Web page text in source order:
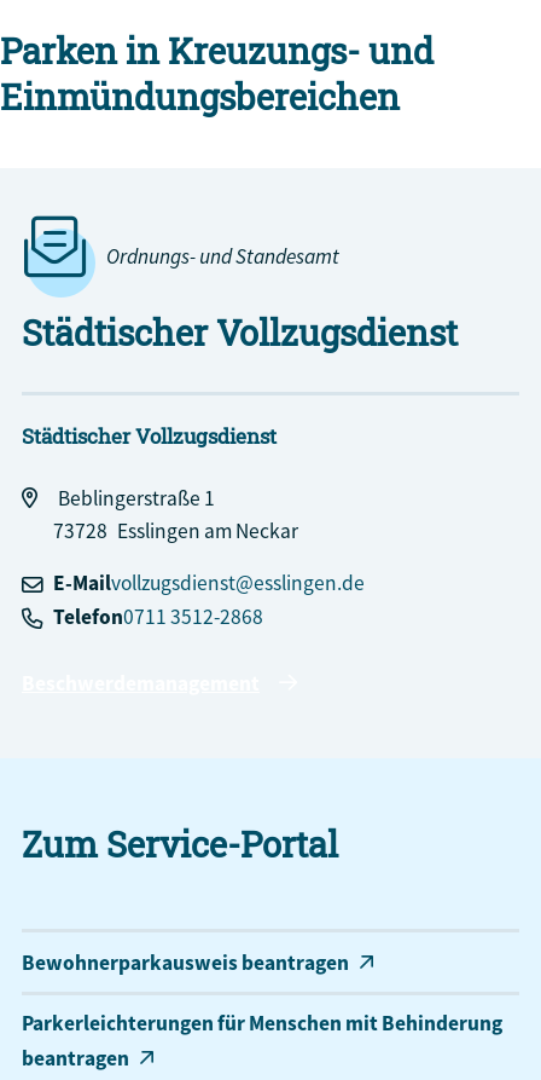
Parken in Kreuzungs- und
Einmündungsbereichen
Ordnungs- und Standesamt
Städtischer Vollzugsdienst
Städtischer Vollzugsdienst
Beblingerstraße 1
73728 Esslingen am Neckar
E-Mailvollzugsdienst@esslingen.de
Telefon0711 3512-2868
Zum Service-Portal
Bewohnerparkausweis beantragen
Parkerleichterungen für Menschen mit Behinderung
beantragen